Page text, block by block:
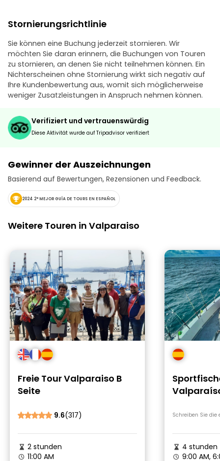
Stornierungsrichtlinie
Sie können eine Buchung jederzeit stornieren. Wir
möchten Sie daran erinnern, die Buchungen von Touren
zu stornieren, an denen Sie nicht teilnehmen können. Ein
Nichterscheinen ohne Stornierung wirkt sich negativ auf
Ihre Kundenbewertung aus, womit sich möglicherweise
weniger Zusatzleistungen in Anspruch nehmen können.
Verifiziert und vertrauenswürdig
Diese Aktivität wurde auf Tripadvisor verifiziert
Gewinner der Auszeichnungen
Basierend auf Bewertungen, Rezensionen und Feedback.
2024 2° MEJOR GUÍA DE TOURS EN ESPAÑOL
Weitere Touren in Valparaiso
Freie Tour Valparaiso B
Seite
9.6(317)
2 stunden
11:00 AM
Meeres
Schreiben Sie die
4 stunden
9:00 AM,